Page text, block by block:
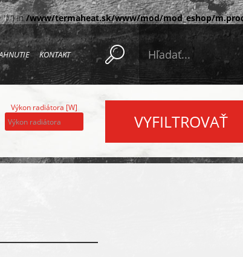
'*') in/www/termaheat.sk/www/mod/mod_eshop/
KONTAKT
Výkon radiátora [W]